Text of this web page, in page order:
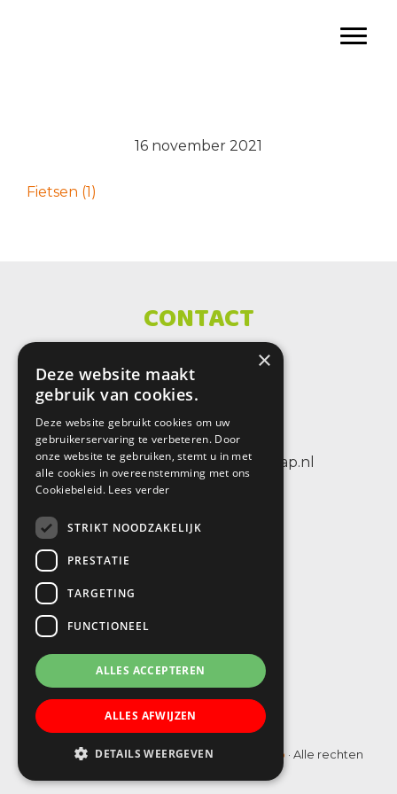
16 november 2021
Fietsen (1)
CONTACT
SBO De Wenteltrap
Sint Petersburglaan 25
tel.: +31 (0)30 6884656
e-mail: info@sbodewenteltrap.nl
© Copyright 2019 - 2026SBO De Wenteltrap · Alle rechten
×
Deze website maakt
gebruik van cookies.
Deze website gebruikt cookies om uw
gebruikerservaring te verbeteren. Door
onze website te gebruiken, stemt u in met
alle cookies in overeenstemming met ons
Cookiebeleid. Lees verder
STRIKT NOODZAKELIJK
PRESTATIE
TARGETING
FUNCTIONEEL
ALLES ACCEPTEREN
ALLES AFWIJZEN
DETAILS WEERGEVEN